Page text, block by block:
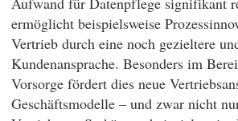
ermöglicht beispielsweise
Vertrieb durch eine noch gezieltere
Kundenansprache. Besonders im
Vorsorge fördert dies neue
Geschäftsmodelle – und zwar nicht